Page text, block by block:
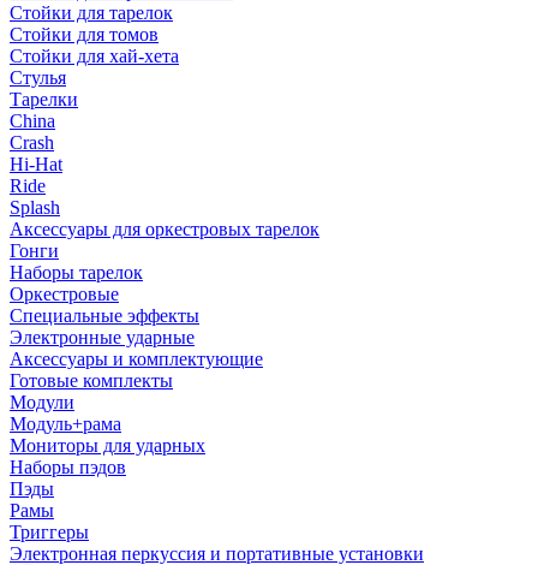
Стойки для тарелок
Стойки для томов
Стойки для хай-хета
Стулья
Тарелки
China
Crash
Hi-Hat
Ride
Splash
Аксессуары для оркестровых тарелок
Гонги
Наборы тарелок
Оркестровые
Специальные эффекты
Электронные ударные
Аксессуары и комплектующие
Готовые комплекты
Модули
Модуль+рама
Мониторы для ударных
Наборы пэдов
Пэды
Рамы
Триггеры
Электронная перкуссия и портативные установки